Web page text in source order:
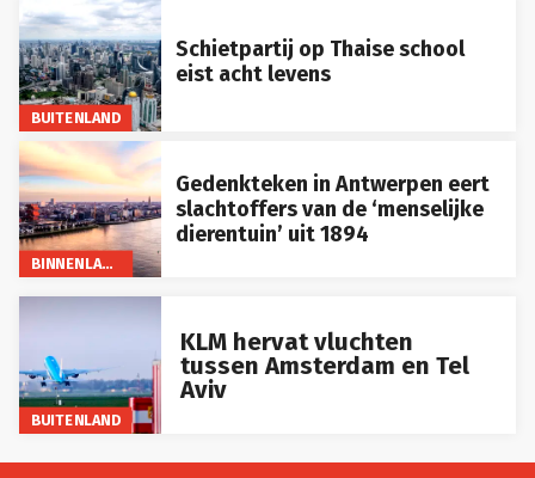
BUITENLAND
Schietpartij op Thaise school
eist acht levens
BINNENLAND
Gedenkteken in Antwerpen eert
slachtoffers van de ‘menselijke
dierentuin’ uit 1894
BUITENLAND
KLM hervat vluchten
tussen Amsterdam en Tel
Aviv